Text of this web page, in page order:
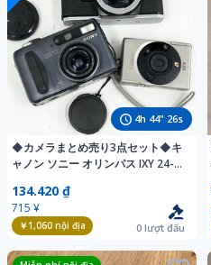
4h 44" 24s
◆カメラまとめ売り3点セット◆キ
ャノン ソニー オリンパス IXY 24-
21 DSC-S85 OM10 フィルム ジャ
ンク
134.420 ₫
715 ¥
￥1,060nội địa 0 lượt đấu